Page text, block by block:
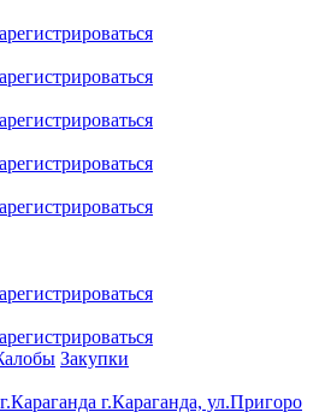
Закупки
г.Караганда, ул.Пригоро